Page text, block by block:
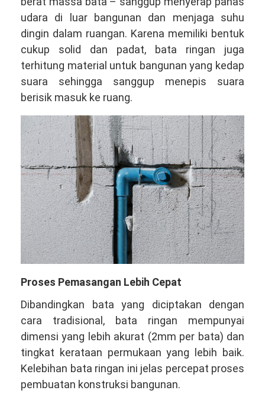
udara di luar bangunan dan menjaga suhu
dingin dalam ruangan. Karena memiliki bentuk
cukup solid dan padat, bata ringan juga
terhitung material untuk bangunan yang kedap
suara sehingga sanggup menepis suara
berisik masuk ke ruang.
Proses Pemasangan Lebih Cepat
Dibandingkan bata yang diciptakan dengan
cara tradisional, bata ringan mempunyai
dimensi yang lebih akurat (2mm per bata) dan
tingkat kerataan permukaan yang lebih baik.
Kelebihan bata ringan ini jelas percepat proses
pembuatan konstruksi bangunan.